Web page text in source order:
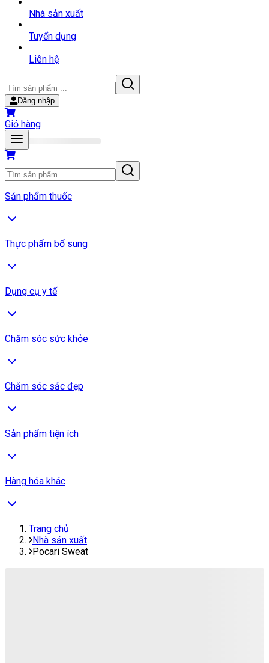
Nhà sản xuất
Tuyển dụng
Liên hệ
Đăng nhập
Giỏ hàng
Sản phẩm thuốc
Thực phẩm bổ sung
Dụng cụ y tế
Chăm sóc sức khỏe
Chăm sóc sắc đẹp
Sản phẩm tiện ích
Hàng hóa khác
Trang chủ
Nhà sản xuất
Pocari Sweat